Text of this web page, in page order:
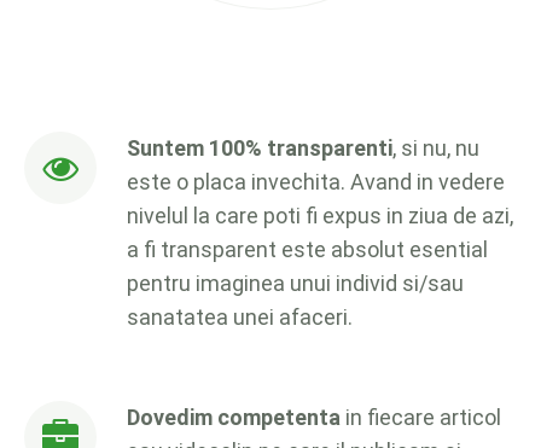
Suntem 100% transparenti, si nu, nu
este o placa invechita. Avand in vedere
nivelul la care poti fi expus in ziua de azi,
a fi transparent este absolut esential
pentru imaginea unui individ si/sau
sanatatea unei afaceri.
Dovedim competenta in fiecare articol